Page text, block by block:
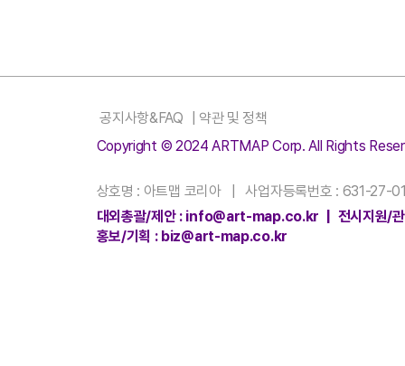
공지사항&FAQ
약관 및 정책
Copyright © 2024 ARTMAP Corp. All Rights
상호명 : 아트맵 코리아 | 사업자등록번호 : 631-27-
대외총괄/제안 : info@art-map.co.kr | 전시지
홍보/기획 : biz@art-map.co.kr